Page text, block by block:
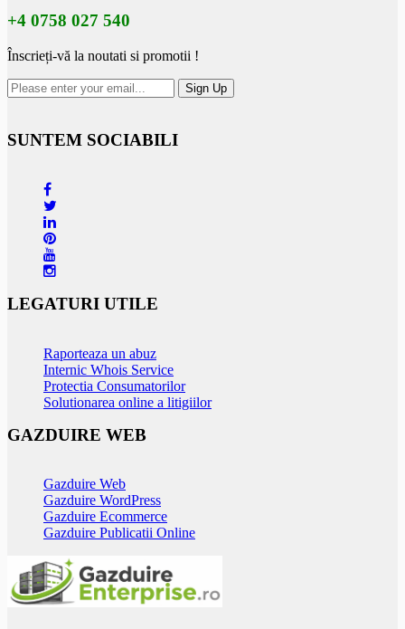
+4 0758 027 540
Înscrieți-vă la noutati si promotii !
SUNTEM SOCIABILI
LEGATURI UTILE
Raporteaza un abuz
Internic Whois Service
Protectia Consumatorilor
Solutionarea online a litigiilor
GAZDUIRE WEB
Gazduire Web
Gazduire WordPress
Gazduire Ecommerce
Gazduire Publicatii Online